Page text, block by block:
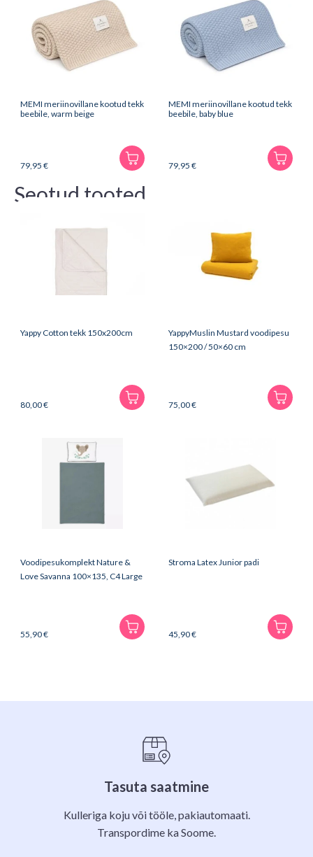
MEMI meriinovillane kootud tekk
beebile, warm beige
79,95 €
MEMI meriinovillane kootud tekk
beebile, baby blue
79,95 €
Seotud tooted
Yappy Cotton tekk 150x200cm
80,00€
YappyMuslin Mustard voodipesu
150×200 / 50×60 cm
75,00€
Voodipesukomplekt Nature &
Love Savanna 100×135, C4 Large
55,90€
Stroma Latex Junior padi
45,90€
Tasuta saatmine
Kulleriga koju või tööle, pakiautomaati.
Transpordime ka Soome.